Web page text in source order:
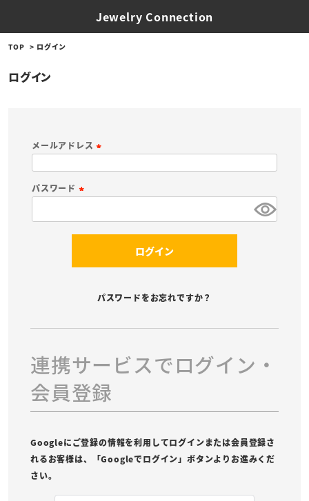
Jewelry Connection
TOP ログイン
ログイン
メールアドレス
須
パスワード
ログイン
パスワードをお忘れですか？
連携サービスでログイン・
会員登録
Googleにご登録の情報を利用してログインまたは会員登録さ
れるお客様は、「Googleでログイン」ボタンよりお進みくだ
さい。